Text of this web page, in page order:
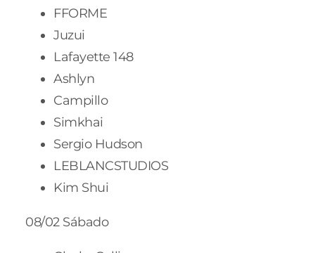
FFORME
Juzui
Lafayette 148
Ashlyn
Campillo
Simkhai
Sergio Hudson
LEBLANCSTUDIOS
Kim Shui
08/02 Sábado